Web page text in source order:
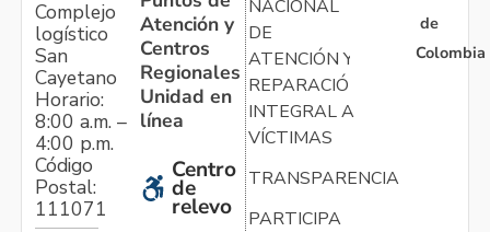
Complejo
logístico
San
Cayetano
Horario:
8:00 a.m. –
4:00 p.m.
Código
Postal:
111071
Atención y
Centros
Regionales
Unidad en
línea
Centro
de
relevo
NACIONAL
DE
ATENCIÓN Y
REPARACIÓN
INTEGRAL A
VÍCTIMAS
TRANSPARENCIA
PARTICIPA
de
Colombia